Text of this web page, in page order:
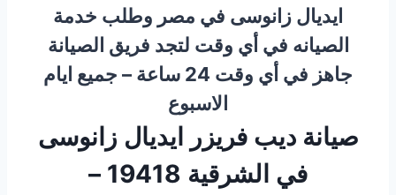
ايديال زانوسى في مصر وطلب خدمة
الصيانه في أي وقت لتجد فريق الصيانة
جاهز في أي وقت 24 ساعة – جميع ايام
الاسبوع
صيانة ديب فريزر ايديال زانوسى
في الشرقية 19418 –